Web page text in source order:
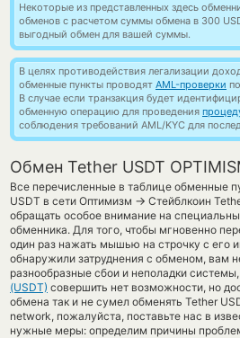
Некоторые из представленных здесь
обменов с расчетом суммы обмена в 300
выгодный обмен для вашей суммы.
В целях противодействия легализации
обменные пункты проводят AML-проверки
В случае если транзакция будет
обменную операцию для проведения
соблюдения требований AML/KYC для
Обмен Tether USDT
Все перечисленные в таблице обменные
USDT в сети Оптимизм → Стейблкоин
обращать особое внимание на
обменника. Для того, чтобы мгновенно
один раз нажать мышью на строчку с его
обнаружили затруднения с обменом, вам
разнообразные сбои и неполадки
(USDT) совершить нет возможности, но
обмена так и не сумел обменять Tether
network, пожалуйста, поставьте нас в
нужные меры: определим причины